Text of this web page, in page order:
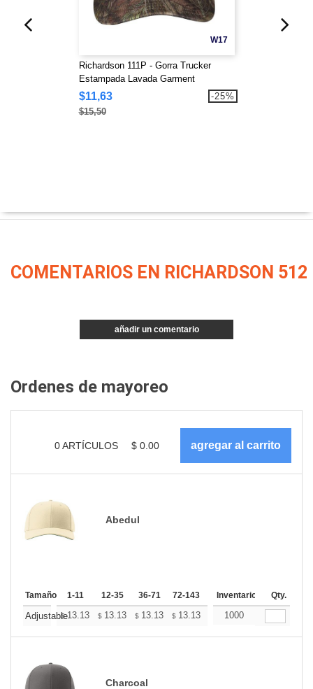
W17
Richardson 111P - Gorra Trucker
Estampada Lavada Garment
$11,63
$15,50
-25%
COMENTARIOS EN RICHARDSON 512
añadir un comentario
Ordenes de mayoreo
0ARTÍCULOS $ 0.00
Abedul
Tamaño 1-11 12-35 36-71 72-143 144-287 288 +
Inventario Qty.
Adjustable
$13.13 $ 13.13 $ 13.13 $ 13.13 13.13
1000
Charcoal